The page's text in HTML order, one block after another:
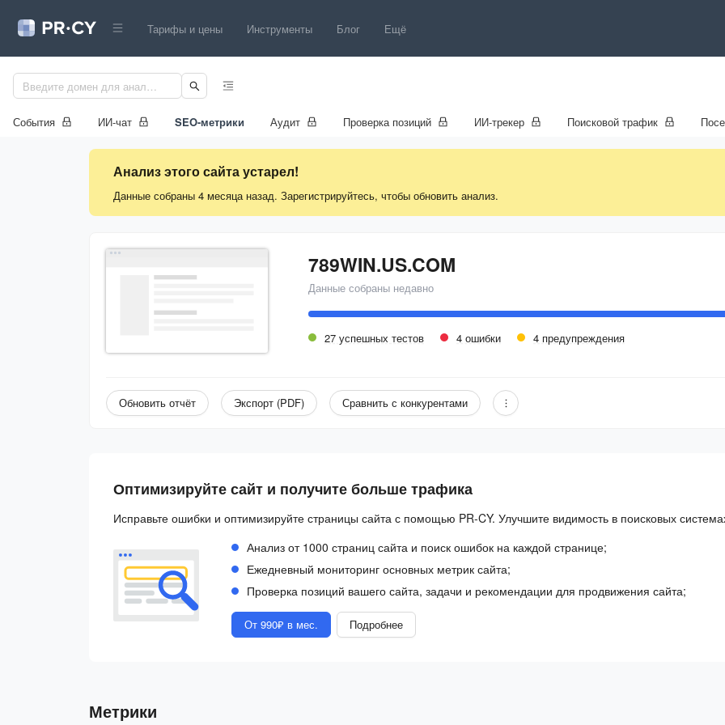
Тарифы и цены Инструменты Блог Ещё
События ИИ-чат SEO-метрики Аудит Проверка позиций ИИ-трекер Поисковой трафик
Анализ этого сайта устарел!
Данные собраны 4 месяца назад. Зарегистрируйтесь, чтобы обновить анализ.
789WIN.US.COM
Данные собраны недавно
27 успешных тестов 4 ошибки 4 предупреждения
Обновить отчёт Экспорт (PDF) Сравнить с конкурентами
Оптимизируйте сайт и получите больше трафика
Исправьте ошибки и оптимизируйте страницы сайта с помощью PR-CY. Улучшите видимость в поисковых
Анализ от 1000 страниц сайта и поиск ошибок на каждой странице;
Ежедневный мониторинг основных метрик сайта;
Проверка позиций вашего сайта, задачи и рекомендации для продвижения сайта;
От 990₽ в мес. Подробнее
Метрики